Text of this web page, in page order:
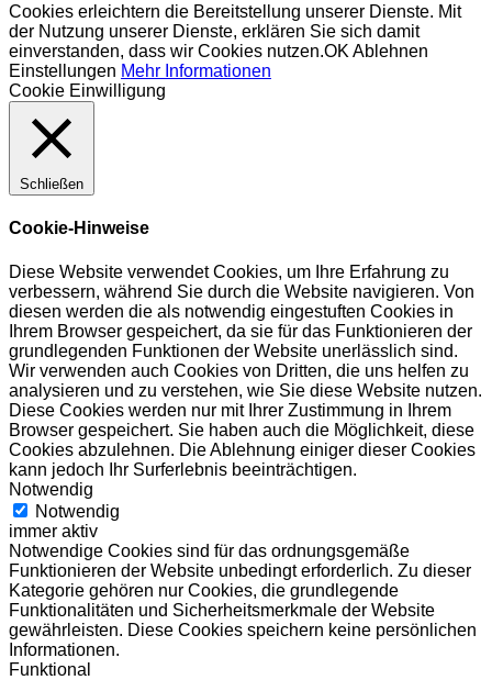
Cookies erleichtern die Bereitstellung unserer Dienste. Mit
der Nutzung unserer Dienste, erklären Sie sich damit
einverstanden, dass wir Cookies nutzen.OK Ablehnen
Einstellungen Mehr Informationen
Cookie Einwilligung
Schließen
Cookie-Hinweise
Diese Website verwendet Cookies, um Ihre Erfahrung zu
verbessern, während Sie durch die Website navigieren. Von
diesen werden die als notwendig eingestuften Cookies in
Ihrem Browser gespeichert, da sie für das Funktionieren der
grundlegenden Funktionen der Website unerlässlich sind.
Wir verwenden auch Cookies von Dritten, die uns helfen zu
analysieren und zu verstehen, wie Sie diese Website nutzen.
Diese Cookies werden nur mit Ihrer Zustimmung in Ihrem
Browser gespeichert. Sie haben auch die Möglichkeit, diese
Cookies abzulehnen. Die Ablehnung einiger dieser Cookies
kann jedoch Ihr Surferlebnis beeinträchtigen.
Notwendig
Notwendig
immer aktiv
Notwendige Cookies sind für das ordnungsgemäße
Funktionieren der Website unbedingt erforderlich. Zu dieser
Kategorie gehören nur Cookies, die grundlegende
Funktionalitäten und Sicherheitsmerkmale der Website
gewährleisten. Diese Cookies speichern keine persönlichen
Informationen.
Funktional